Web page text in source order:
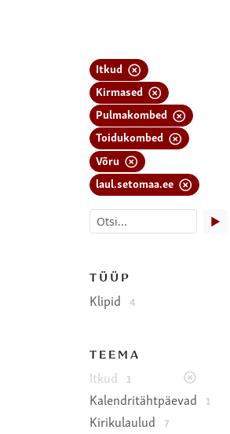
Itkud
Kirmased
Pulmakombed
Toidukombed
Võru
laul.setomaa.ee
▶
TÜÜP
Klipid 4
TEEMA
Itkud 1
Kalendritähtpäevad 1
Kirikulaulud 7